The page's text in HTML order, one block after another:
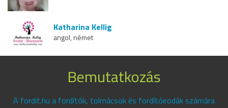
Katharina Kellig
angol, német
Bemutatkozás
A fordit.hu a fordítók, tolmácsok és fordítóirodák számára